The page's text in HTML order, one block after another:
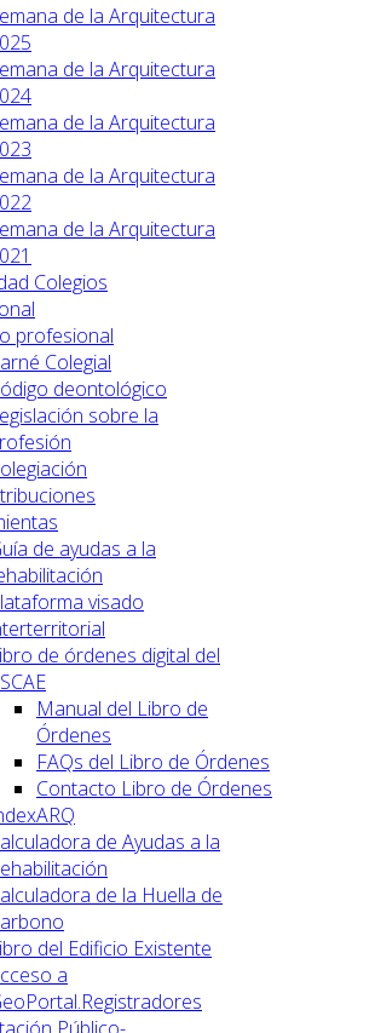
de la Arquitectura
de la Arquitectura
de la Arquitectura
de la Arquitectura
de la Arquitectura
Colegios
profesional
Colegial
deontológico
sobre la
de ayudas a la
visado
de órdenes digital del
Manual del Libro de
Órdenes
FAQs del Libro de Órdenes
Contacto Libro de Órdenes
de Ayudas a la
de la Huella de
del Edificio Existente
a